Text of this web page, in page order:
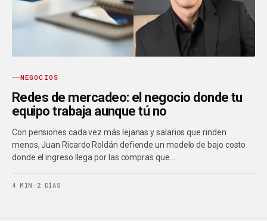
NEGOCIOS
Redes de mercadeo: el negocio donde tu
equipo trabaja aunque tú no
Con pensiones cada vez más lejanas y salarios que rinden
menos, Juan Ricardo Roldán defiende un modelo de bajo costo
donde el ingreso llega por las compras que…
4 MIN · 2 DÍAS